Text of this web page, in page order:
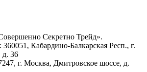
Секретно Трейд».
Кабардино-Балкарская Респ., г.
д. 36
г. Москва, Дмитровское шоссе, д.